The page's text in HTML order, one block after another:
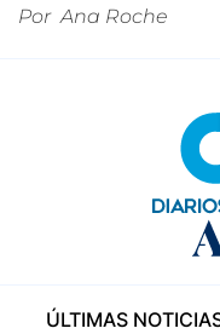
Por Ana Roche
ÚLTIMAS